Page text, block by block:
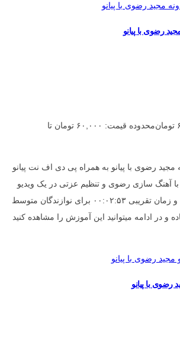
رضوی با پیانو
تومان
محدوده قیمت: ۶۰,۰۰۰ تومان تا
رضوی با پیانو به همراه پی دی اف نت پیانو
آهنگ سازی رضوی و تنظیم عزتی در یک ویدیو
آموزشی با فرمت MP4 و زمان تقریبی ۰۰:۰۲:۵۳ برای نوازندگان متوسط
و در ادامه میتوانید این آموزش را مشاهده کنید
با پیانو